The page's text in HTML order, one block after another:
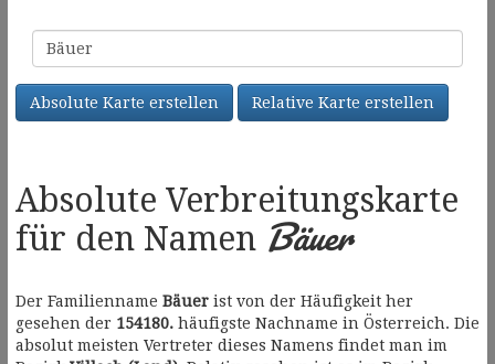
Familienname
Absolute Karte erstellen Relative Karte erstellen
Absolute Verbreitungskarte
für den Namen Bäuer
Der Familienname Bäuer ist von der Häufigkeit her
gesehen der 154180. häufigste Nachname in Österreich. Die
absolut meisten Vertreter dieses Namens findet man im